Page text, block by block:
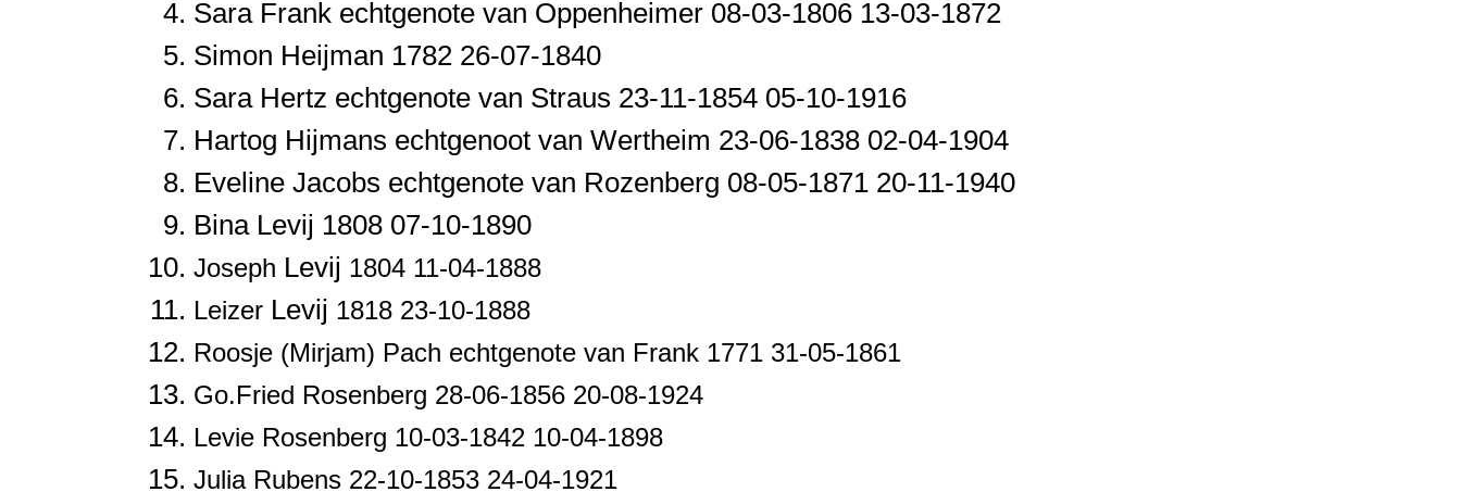
Sara Frank echtgenote van Oppenheimer 08-03-1806 13-03-1872
Simon Heijman 1782 26-07-1840
Sara Hertz echtgenote van Straus 23-11-1854 05-10-1916
Hartog Hijmans echtgenoot van Wertheim 23-06-1838 02-04-1904
Eveline Jacobs echtgenote van Rozenberg 08-05-1871 20-11-1940
Bina Levij 1808 07-10-1890
Joseph Levij 1804 11-04-1888
Leizer Levij 1818 23-10-1888
Roosje (Mirjam) Pach echtgenote van Frank 1771 31-05-1861
Go.Fried Rosenberg 28-06-1856 20-08-1924
Levie Rosenberg 10-03-1842 10-04-1898
Julia Rubens 22-10-1853 24-04-1921